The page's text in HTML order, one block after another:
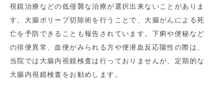
視鏡治療などの低侵襲な治療が選択出来ないことがありま
す。大腸ポリープ切除術を行うことで、大腸がんによる死
亡を予防できることも報告されています。下痢や便秘など
の排便異常、血便がみられる方や便潜血反応陽性の際は、
当院では大腸内視鏡検査は行っておりませんが、定期的な
大腸内視鏡検査をお勧めします。